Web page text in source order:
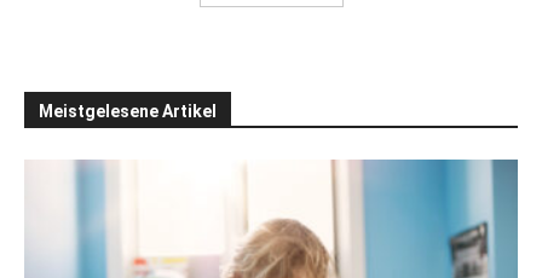
Meistgelesene Artikel